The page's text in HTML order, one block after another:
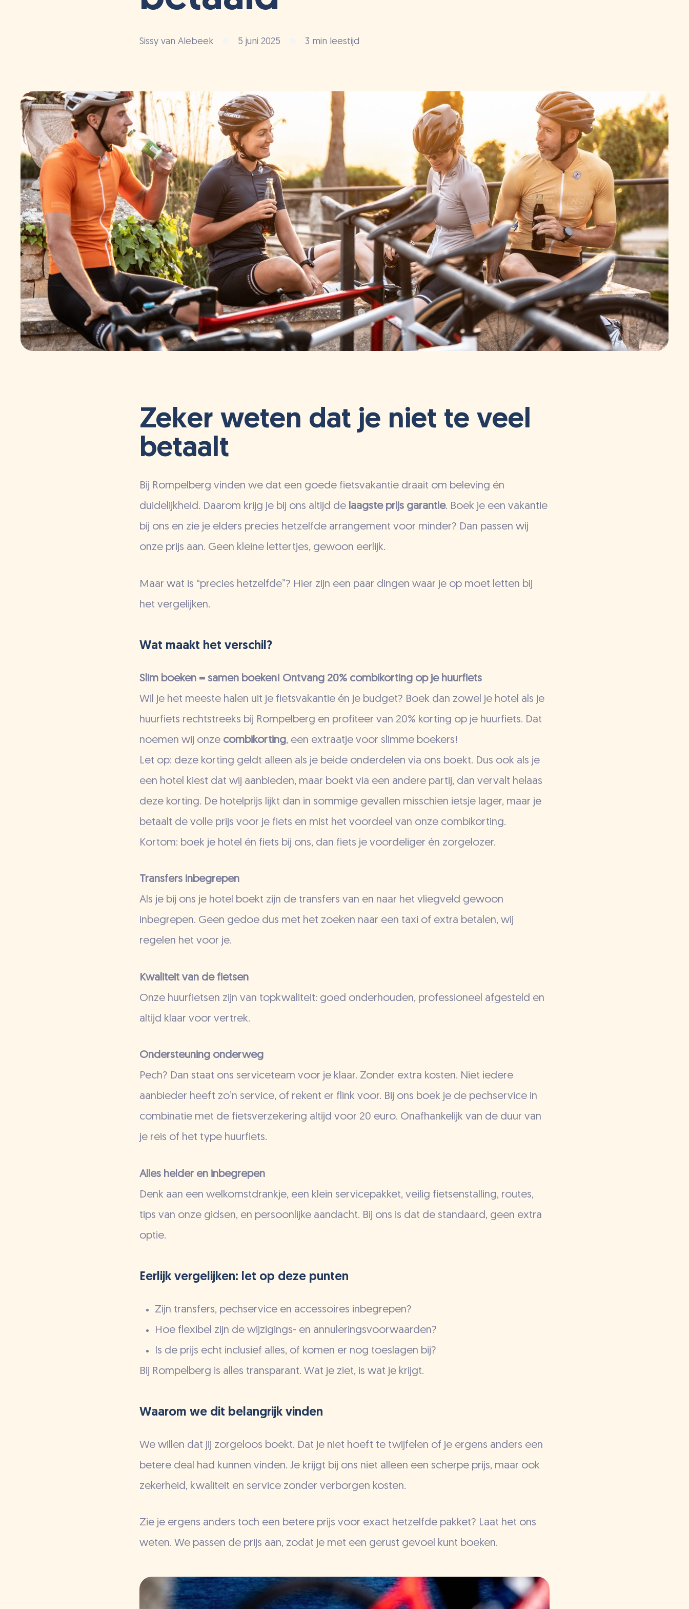
Sissy van Alebeek 5 juni 2025 3 min leestijd
Zeker weten dat je niet te veel
betaalt
Bij Rompelberg vinden we dat een goede fietsvakantie draait om beleving én
duidelijkheid. Daarom krijg je bij ons altijd de laagste prijs garantie. Boek je een vakantie
bij ons en zie je elders precies hetzelfde arrangement voor minder? Dan passen wij
onze prijs aan. Geen kleine lettertjes, gewoon eerlijk.
Maar wat is “precies hetzelfde”? Hier zijn een paar dingen waar je op moet letten bij
het vergelijken.
Wat maakt het verschil?
Slim boeken = samen boeken! Ontvang 20% combikorting op je huurfiets
Wil je het meeste halen uit je fietsvakantie én je budget? Boek dan zowel je hotel als je
huurfiets rechtstreeks bij Rompelberg en profiteer van 20% korting op je huurfiets. Dat
noemen wij onze combikorting, een extraatje voor slimme boekers!
Let op: deze korting geldt alleen als je beide onderdelen via ons boekt. Dus ook als je
een hotel kiest dat wij aanbieden, maar boekt via een andere partij, dan vervalt helaas
deze korting. De hotelprijs lijkt dan in sommige gevallen misschien ietsje lager, maar je
betaalt de volle prijs voor je fiets en mist het voordeel van onze combikorting.
Kortom: boek je hotel én fiets bij ons, dan fiets je voordeliger én zorgelozer.
Transfers inbegrepen
Als je bij ons je hotel boekt zijn de transfers van en naar het vliegveld gewoon
inbegrepen. Geen gedoe dus met het zoeken naar een taxi of extra betalen, wij
regelen het voor je.
Kwaliteit van de fietsen
Onze huurfietsen zijn van topkwaliteit: goed onderhouden, professioneel afgesteld en
altijd klaar voor vertrek.
Ondersteuning onderweg
Pech? Dan staat ons serviceteam voor je klaar. Zonder extra kosten. Niet iedere
aanbieder heeft zo’n service, of rekent er flink voor. Bij ons boek je de pechservice in
combinatie met de fietsverzekering altijd voor 20 euro. Onafhankelijk van de duur van
je reis of het type huurfiets.
Alles helder en inbegrepen
Denk aan een welkomstdrankje, een klein servicepakket, veilig fietsenstalling, routes,
tips van onze gidsen, en persoonlijke aandacht. Bij ons is dat de standaard, geen extra
optie.
Eerlijk vergelijken: let op deze punten
Zijn transfers, pechservice en accessoires inbegrepen?
Hoe flexibel zijn de wijzigings- en annuleringsvoorwaarden?
Is de prijs echt inclusief alles, of komen er nog toeslagen bij?
Bij Rompelberg is alles transparant. Wat je ziet, is wat je krijgt.
Waarom we dit belangrijk vinden
We willen dat jij zorgeloos boekt. Dat je niet hoeft te twijfelen of je ergens anders een
betere deal had kunnen vinden. Je krijgt bij ons niet alleen een scherpe prijs, maar ook
zekerheid, kwaliteit en service zonder verborgen kosten.
Zie je ergens anders toch een betere prijs voor exact hetzelfde pakket? Laat het ons
weten. We passen de prijs aan, zodat je met een gerust gevoel kunt boeken.